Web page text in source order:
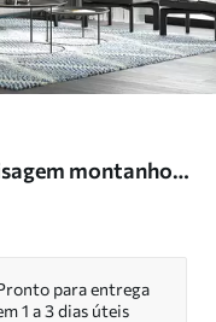
montanhosa
para entrega
1 a 3 dias úteis